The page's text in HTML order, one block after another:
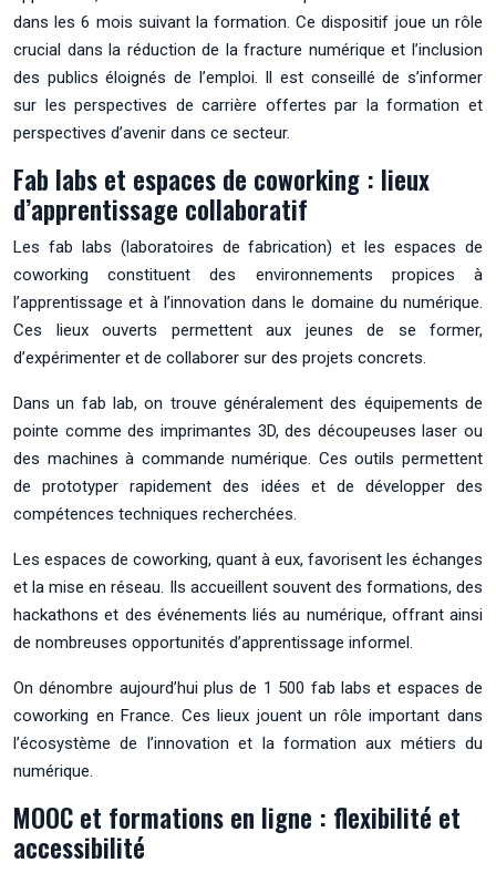
dans les 6 mois suivant la formation. Ce dispositif joue un rôle
crucial dans la réduction de la fracture numérique et l’inclusion
des publics éloignés de l’emploi. Il est conseillé de s’informer
sur les perspectives de carrière offertes par la formation et
perspectives d’avenir dans ce secteur.
Fab labs et espaces de coworking : lieux
d’apprentissage collaboratif
Les fab labs (laboratoires de fabrication) et les espaces de
coworking constituent des environnements propices à
l’apprentissage et à l’innovation dans le domaine du numérique.
Ces lieux ouverts permettent aux jeunes de se former,
d’expérimenter et de collaborer sur des projets concrets.
Dans un fab lab, on trouve généralement des équipements de
pointe comme des imprimantes 3D, des découpeuses laser ou
des machines à commande numérique. Ces outils permettent
de prototyper rapidement des idées et de développer des
compétences techniques recherchées.
Les espaces de coworking, quant à eux, favorisent les échanges
et la mise en réseau. Ils accueillent souvent des formations, des
hackathons et des événements liés au numérique, offrant ainsi
de nombreuses opportunités d’apprentissage informel.
On dénombre aujourd’hui plus de 1 500 fab labs et espaces de
coworking en France. Ces lieux jouent un rôle important dans
l’écosystème de l’innovation et la formation aux métiers du
numérique.
MOOC et formations en ligne : flexibilité et
accessibilité